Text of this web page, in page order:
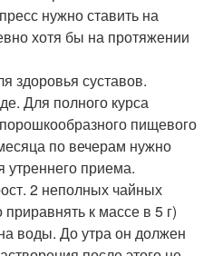
нужно ставить на
хотя бы на протяжении
здоровья суставов.
Для полного курса
пищевого
по вечерам нужно
утреннего приема.
2 неполных чайных
к массе в 5 г)
воды. До утра он должен